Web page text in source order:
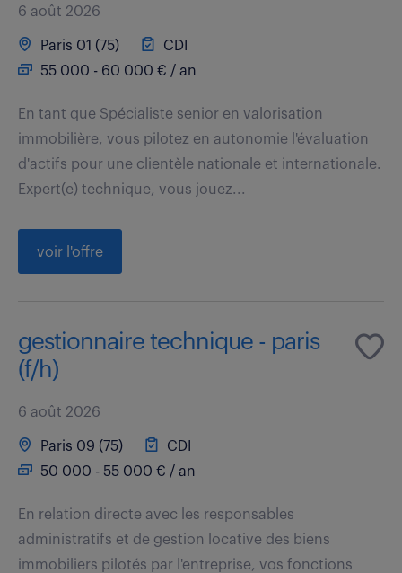
6 août 2026
Paris 01 (75)
CDI
55 000 - 60 000 € / an
En tant que Spécialiste senior en valorisation
immobilière, vous pilotez en autonomie l'évaluation
d'actifs pour une clientèle nationale et internationale.
Expert(e) technique, vous jouez...
voir l'offre
gestionnaire technique - paris
(f/h)
6 août 2026
Paris 09 (75)
CDI
50 000 - 55 000 € / an
En relation directe avec les responsables
administratifs et de gestion locative des biens
immobiliers pilotés par l'entreprise, vos fonctions